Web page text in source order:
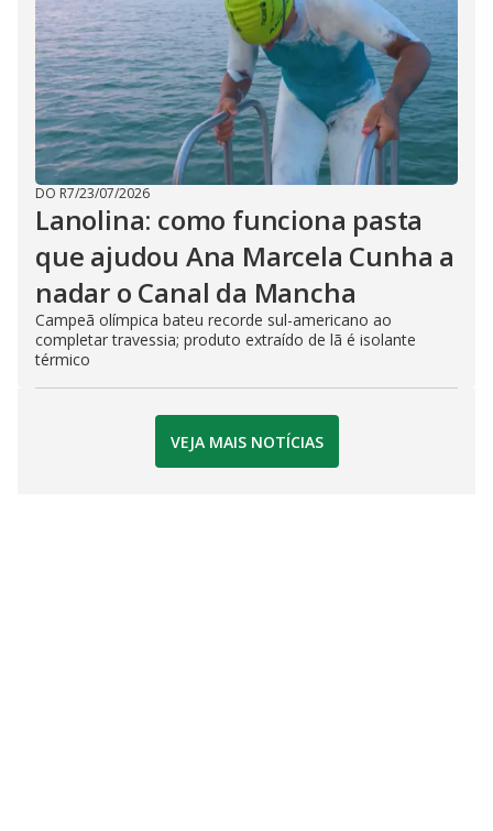
DO R7/23/07/2026
Lanolina: como funciona pasta
que ajudou Ana Marcela Cunha a
nadar o Canal da Mancha
Campeã olímpica bateu recorde sul-americano ao
completar travessia; produto extraído de lã é isolante
térmico
VEJA MAIS NOTÍCIAS